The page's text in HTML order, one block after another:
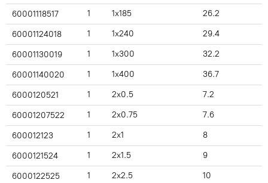
60001118517 1 1x185 26.2
60001124018 1 1x240 29.4
60001130019 1 1x300 32.2
60001140020 1 1x400 36.7
6000120521 1 2x0.5 7.2
60001207522 1 2x0.75 7.6
600012123 1 2x1 8
6000121524 1 2x1.5 9
6000122525 1 2x2.5 10